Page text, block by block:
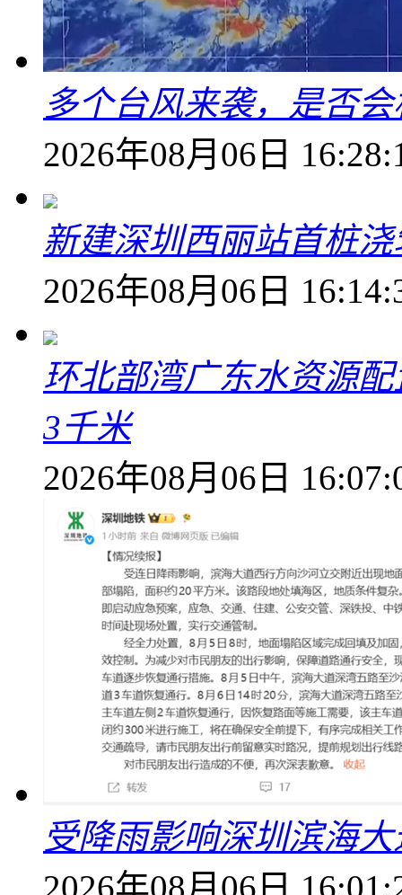
多个台风来袭，是否
2026年08月06日
新建深圳西丽站首桩
2026年08月06日
环北部湾广东水资源
3千米
2026年08月06日
受降雨影响深圳滨海
2026年08月06日